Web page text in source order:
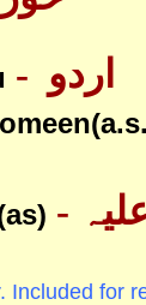
- امام علی علیہ
Included for